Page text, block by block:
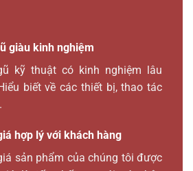
giàu kinh nghiệm
kỹ thuật có kinh nghiệm lâu
biết về các thiết bị, thao tác
hợp lý với khách hàng
sản phẩm của chúng tôi được